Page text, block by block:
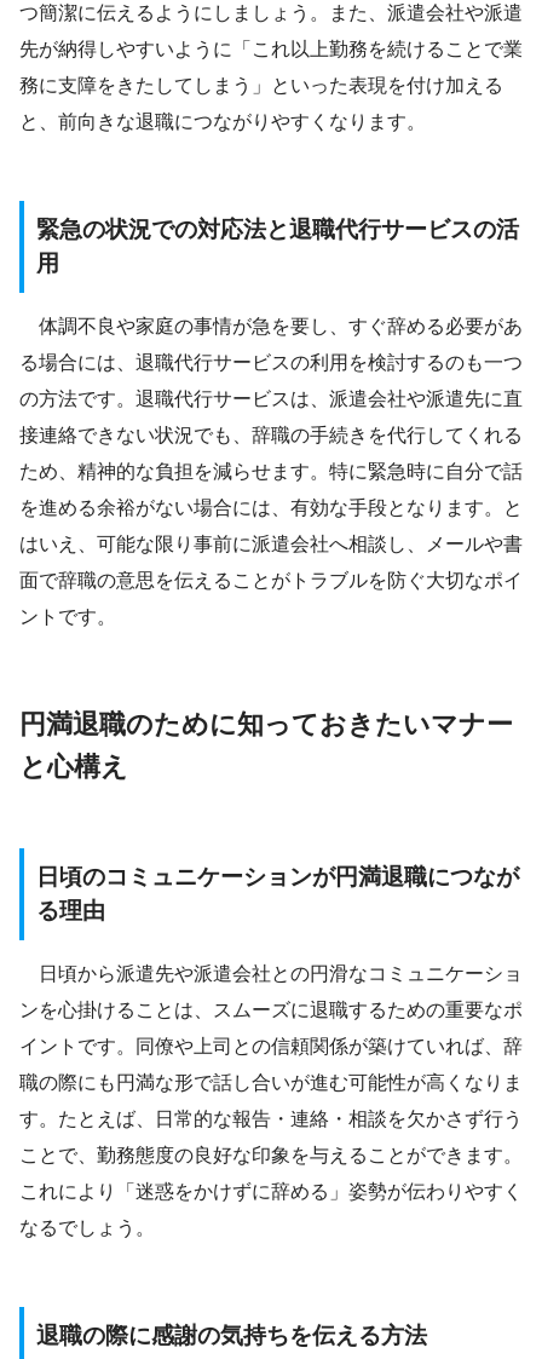
つ簡潔に伝えるようにしましょう。また、派遣会社や派遣
先が納得しやすいように「これ以上勤務を続けることで業
務に支障をきたしてしまう」といった表現を付け加える
と、前向きな退職につながりやすくなります。
緊急の状況での対応法と退職代行サービスの活
用
体調不良や家庭の事情が急を要し、すぐ辞める必要があ
る場合には、退職代行サービスの利用を検討するのも一つ
の方法です。退職代行サービスは、派遣会社や派遣先に直
接連絡できない状況でも、辞職の手続きを代行してくれる
ため、精神的な負担を減らせます。特に緊急時に自分で話
を進める余裕がない場合には、有効な手段となります。と
はいえ、可能な限り事前に派遣会社へ相談し、メールや書
面で辞職の意思を伝えることがトラブルを防ぐ大切なポイ
ントです。
円満退職のために知っておきたいマナー
と心構え
日頃のコミュニケーションが円満退職につなが
る理由
日頃から派遣先や派遣会社との円滑なコミュニケーショ
ンを心掛けることは、スムーズに退職するための重要なポ
イントです。同僚や上司との信頼関係が築けていれば、辞
職の際にも円満な形で話し合いが進む可能性が高くなりま
す。たとえば、日常的な報告・連絡・相談を欠かさず行う
ことで、勤務態度の良好な印象を与えることができます。
これにより「迷惑をかけずに辞める」姿勢が伝わりやすく
なるでしょう。
退職の際に感謝の気持ちを伝える方法